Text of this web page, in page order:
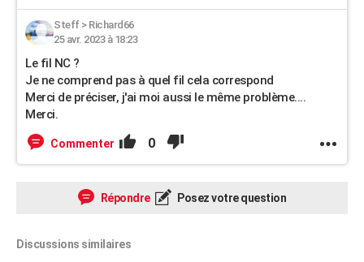
Steff> Richard66
25 avr. 2023 à 18:23
Le fil NC ?
Je ne comprend pas à quel fil cela correspond
Merci de préciser, j'ai moi aussi le même problème....
Merci.
Commenter 0
Répondre Posez votre question
Discussions similaires